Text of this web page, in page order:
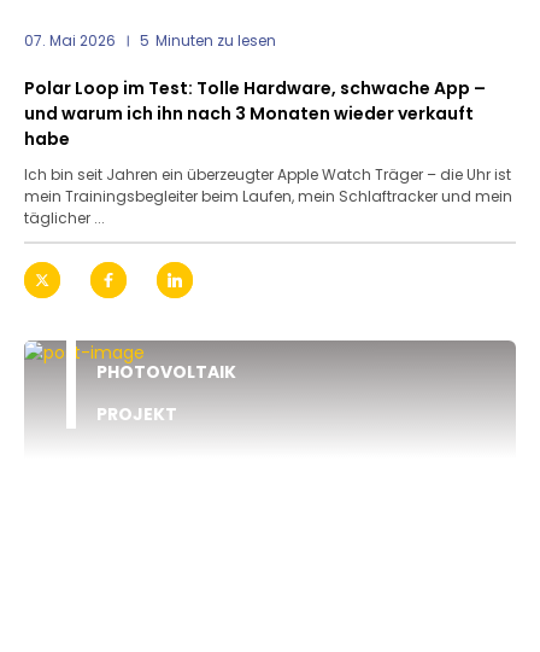
07. Mai 2026 5 Minuten zu lesen
Polar Loop im Test: Tolle Hardware, schwache App –
und warum ich ihn nach 3 Monaten wieder verkauft
habe
Ich bin seit Jahren ein überzeugter Apple Watch Träger – die Uhr ist
mein Trainingsbegleiter beim Laufen, mein Schlaftracker und mein
täglicher ...
PHOTOVOLTAIK
PROJEKT